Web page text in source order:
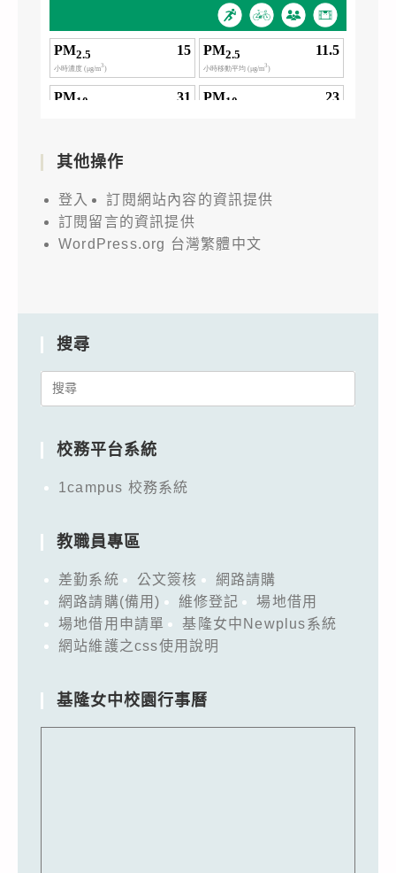
其他操作
登入
訂閱網站內容的資訊提供
訂閱留言的資訊提供
WordPress.org 台灣繁體中文
搜尋
Search
校務平台系統
1campus 校務系統
教職員專區
差勤系統 公文簽核
網路請購
網路請購(備用)
維修登記
場地借用
場地借用申請單
基隆女中Newplus系統
網站維護之css使用說明
基隆女中校園行事曆